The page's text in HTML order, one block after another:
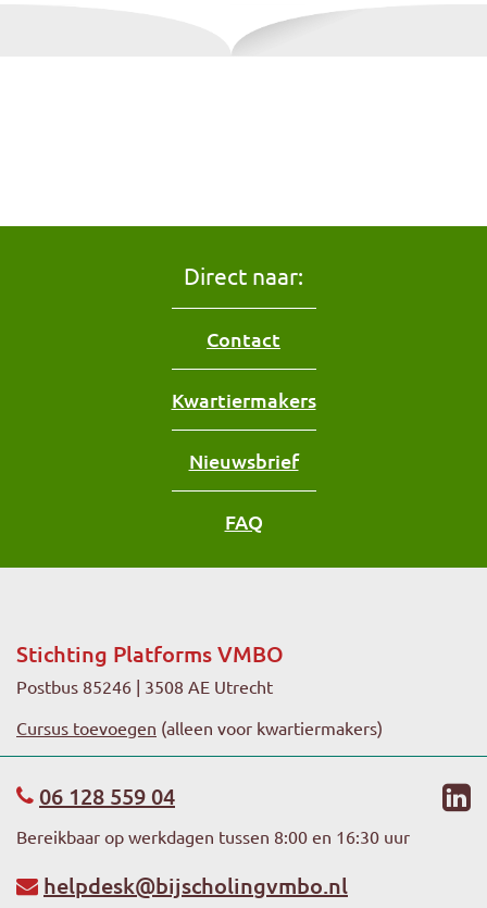
Direct naar:
Contact
Kwartiermakers
Nieuwsbrief
FAQ
Stichting Platforms VMBO
Postbus 85246 | 3508 AE Utrecht
Cursus toevoegen (alleen voor kwartiermakers)
06 128 559 04
Bereikbaar op werkdagen tussen 8:00 en 16:30 uur
helpdesk@bijscholingvmbo.nl